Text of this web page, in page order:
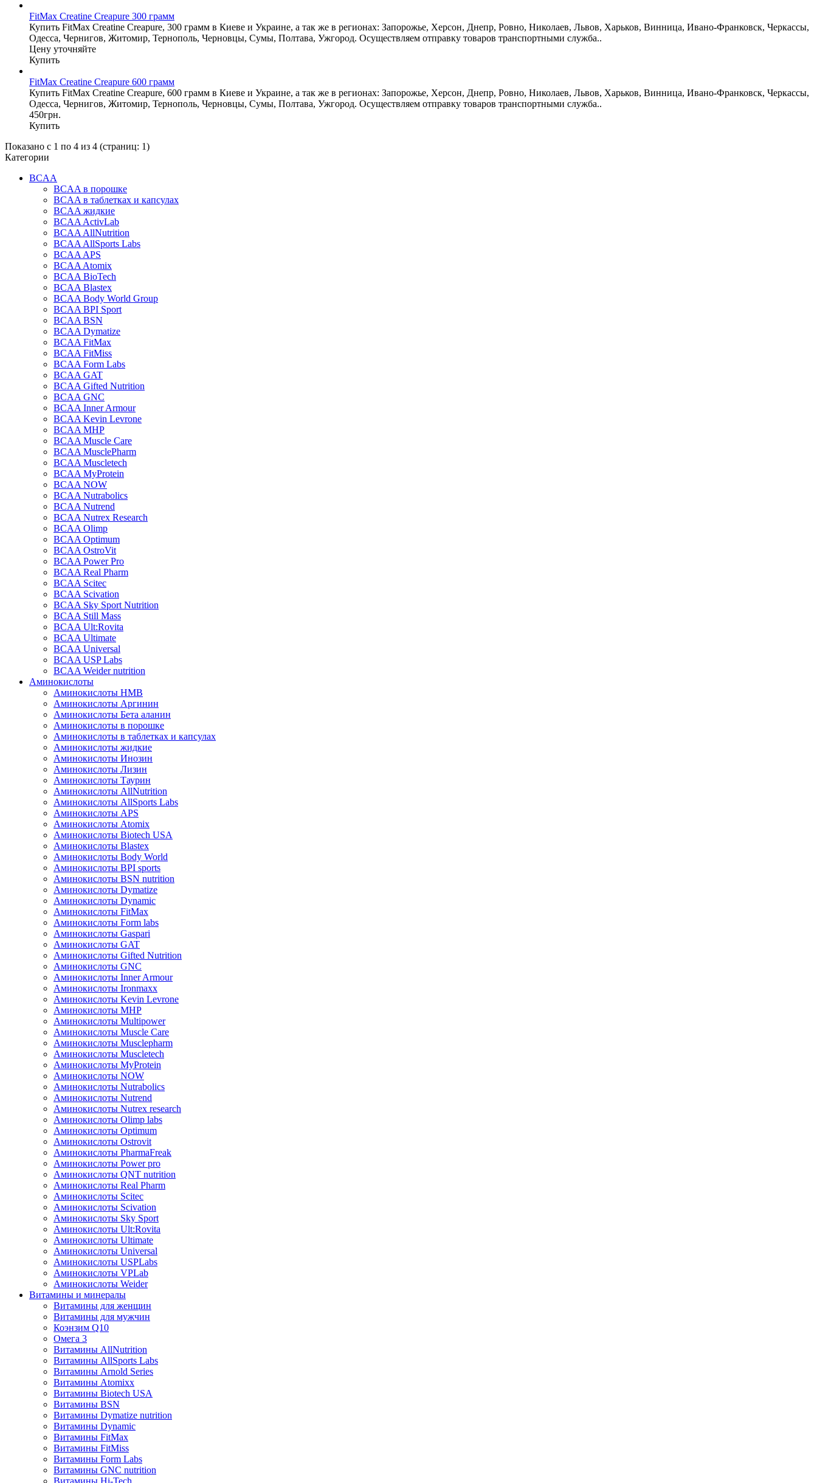
FitMax Creatine Creapure 300 грамм
Купить FitMax Creatine Creapure, 300 грамм в Киеве и Украине, а так же в регионах: Запорожье, Херсон, Днепр, Ровно, Николаев, Львов, Харьков, Винница, Ивано-Франковск, Черкассы,
Одесса, Чернигов, Житомир, Тернополь, Черновцы, Сумы, Полтава, Ужгород. Осуществляем отправку товаров транспортными служба..
Цену уточняйте
Купить
FitMax Creatine Creapure 600 грамм
Купить FitMax Creatine Creapure, 600 грамм в Киеве и Украине, а так же в регионах: Запорожье, Херсон, Днепр, Ровно, Николаев, Львов, Харьков, Винница, Ивано-Франковск, Черкассы,
Одесса, Чернигов, Житомир, Тернополь, Черновцы, Сумы, Полтава, Ужгород. Осуществляем отправку товаров транспортными служба..
450грн.
Купить
Показано с 1 по 4 из 4 (страниц: 1)
Категории
BCAA
BCAA в порошке
BCAA в таблетках и капсулах
BCAA жидкие
BCAA ActivLab
BCAA AllNutrition
BCAA AllSports Labs
BCAA APS
BCAA Atomix
BCAA BioTech
BCAA Blastex
BCAA Body World Group
BCAA BPI Sport
BCAA BSN
BCAA Dymatize
BCAA FitMax
BCAA FitMiss
BCAA Form Labs
BCAA GAT
BCAA Gifted Nutrition
BCAA GNC
BCAA Inner Armour
BCAA Kevin Levrone
BCAA MHP
BCAA Muscle Care
BCAA MusclePharm
BCAA Muscletech
BCAA MyProtein
BCAA NOW
BCAA Nutrabolics
BCAA Nutrend
BCAA Nutrex Research
BCAA Olimp
BCAA Optimum
BCAA OstroVit
BCAA Power Pro
BCAA Real Pharm
BCAA Scitec
BCAA Scivation
BCAA Sky Sport Nutrition
BCAA Still Mass
BCAA Ult:Rovita
BCAA Ultimate
BCAA Universal
BCAA USP Labs
BCAA Weider nutrition
Аминокислоты
Аминокислоты HMB
Аминокислоты Аргинин
Аминокислоты Бета аланин
Аминокислоты в порошке
Аминокислоты в таблетках и капсулах
Аминокислоты жидкие
Аминокислоты Инозин
Аминокислоты Лизин
Аминокислоты Таурин
Аминокислоты AllNutrition
Аминокислоты AllSports Labs
Аминокислоты APS
Аминокислоты Atomix
Аминокислоты Biotech USA
Аминокислоты Blastex
Аминокислоты Body World
Аминокислоты BPI sports
Аминокислоты BSN nutrition
Аминокислоты Dymatize
Аминокислоты Dynamic
Аминокислоты FitMax
Аминокислоты Form labs
Аминокислоты Gaspari
Аминокислоты GAT
Аминокислоты Gifted Nutrition
Аминокислоты GNC
Аминокислоты Inner Armour
Аминокислоты Ironmaxx
Аминокислоты Kevin Levrone
Аминокислоты MHP
Аминокислоты Multipower
Аминокислоты Muscle Care
Аминокислоты Musclepharm
Аминокислоты Muscletech
Аминокислоты MyProtein
Аминокислоты NOW
Аминокислоты Nutrabolics
Аминокислоты Nutrend
Аминокислоты Nutrex research
Аминокислоты Olimp labs
Аминокислоты Optimum
Аминокислоты Ostrovit
Аминокислоты PharmaFreak
Аминокислоты Power pro
Аминокислоты QNT nutrition
Аминокислоты Real Pharm
Аминокислоты Scitec
Аминокислоты Scivation
Аминокислоты Sky Sport
Аминокислоты Ult:Rovita
Аминокислоты Ultimate
Аминокислоты Universal
Аминокислоты USPLabs
Аминокислоты VPLab
Аминокислоты Weider
Витамины и минералы
Витамины для женщин
Витамины для мужчин
Коэнзим Q10
Омега 3
Витамины AllNutrition
Витамины AllSports Labs
Витамины Arnold Series
Витамины Atomixx
Витамины Biotech USA
Витамины BSN
Витамины Dymatize nutrition
Витамины Dynamic
Витамины FitMax
Витамины FitMiss
Витамины Form Labs
Витамины GNC nutrition
Витамины Hi-Tech